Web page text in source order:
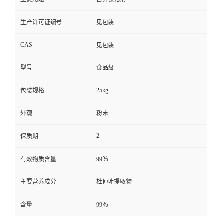
生产许可证编号 见包装
CAS 见包装
型号 食品级
包装规格 25kg
外观 粉末
保质期 2
有效物质含量 99％
主要营养成分 杜仲叶提取物
含量 99％